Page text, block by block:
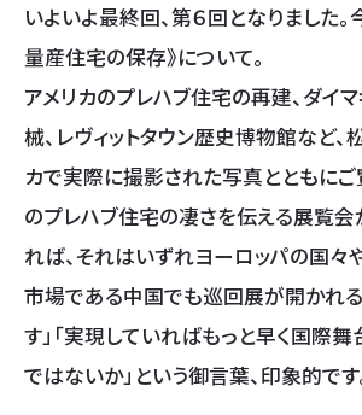
いよいよ最終回、第６回となりました。
量産住宅の保存》について。
アメリカのプレハブ住宅の再建、ダイ
械、レヴィットタウン歴史博物館など、
カで実際に撮影された写真とともにご
のプレハブ住宅の凄さを伝える展覧会
れば、それはいずれヨーロッパの国々
市場である中国でも巡回展が開かれ
す」「実現していればもっと早く国際
ではないか」という御言葉、印象的です